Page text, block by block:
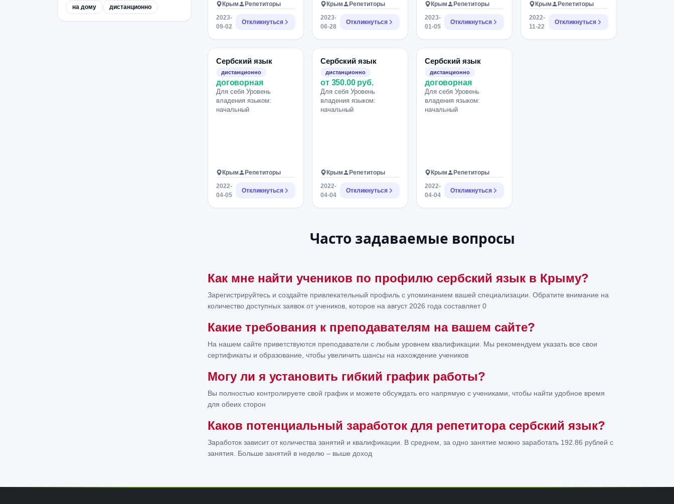
на дому
дистанционно Крым
Репетиторы
2023-
09-02
Откликнуться
Крым
Репетиторы
2023-
06-28
Откликнуться
Крым
Репетиторы
2023-
01-05
Откликнуться
Крым
Репетиторы
2022-
11-22
Откликнуться
Сербский язык
дистанционно
договорная
Для себя Уровень
владения языком:
начальный
Крым
Репетиторы
2022-
04-05
Откликнуться
Сербский язык
дистанционно
от 350.00 руб.
Для себя Уровень
владения языком:
начальный
Крым
Репетиторы
2022-
04-04
Откликнуться
Сербский язык
дистанционно
договорная
Для себя Уровень
владения языком:
начальный
Крым
Репетиторы
2022-
04-04
Откликнуться
Часто задаваемые вопросы
Как мне найти учеников по профилю сербский язык в Крыму?
Зарегистрируйтесь и создайте привлекательный профиль с упоминанием вашей специализации. Обратите внимание на
количество доступных заявок от учеников, которое на август 2026 года составляет 0
Какие требования к преподавателям на вашем сайте?
На нашем сайте приветствуются преподаватели с любым уровнем квалификации. Мы рекомендуем указать все свои
сертификаты и образование, чтобы увеличить шансы на нахождение учеников
Могу ли я установить гибкий график работы?
Вы полностью контролируете свой график и можете обсуждать его напрямую с учениками, чтобы найти удобное время
для обеих сторон
Каков потенциальный заработок для репетитора сербский язык?
Заработок зависит от количества занятий и квалификации. В среднем, за одно занятие можно заработать 192.86 рублей с
занятия. Больше занятий в неделю – выше доход